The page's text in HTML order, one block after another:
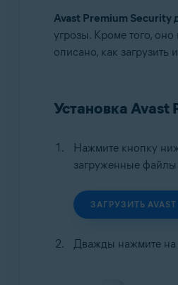
Microsoft Windows
Microsoft Windows
Microsoft Windows
Apple macOS 15.x
Apple macOS 12.x
Apple macOS 11.x (Big
Apple macOS 10.14.x
Apple macOS 10.13.x
Avast Premium Security
угрозы. Кроме того,
описано, как загрузить
Установка Avast
Нажмите кнопку
загруженные файлы
ЗАГРУЗИТЬ AVAST
Дважды нажмите на